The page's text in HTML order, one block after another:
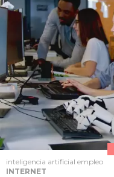
inteligencia artificial empleo
INTERNET